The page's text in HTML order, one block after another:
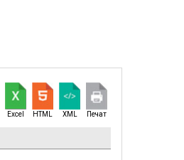
Excel HTML XML Печат